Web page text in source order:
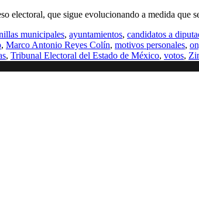
electoral, que sigue evolucionando a medida que
municipales, ayuntamientos, candidatos a
, Marco Antonio Reyes Colín, motivos personales,
, Tribunal Electoral del Estado de México, votos,